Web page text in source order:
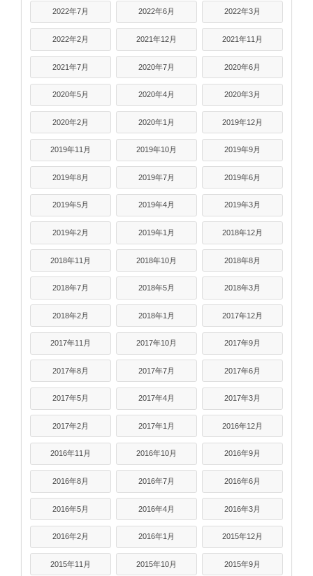
2022年7月 2022年6月 2022年3月
2022年2月 2021年12月 2021年11月
2021年7月 2020年7月 2020年6月
2020年5月 2020年4月 2020年3月
2020年2月 2020年1月 2019年12月
2019年11月 2019年10月 2019年9月
2019年8月 2019年7月 2019年6月
2019年5月 2019年4月 2019年3月
2019年2月 2019年1月 2018年12月
2018年11月 2018年10月 2018年8月
2018年7月 2018年5月 2018年3月
2018年2月 2018年1月 2017年12月
2017年11月 2017年10月 2017年9月
2017年8月 2017年7月 2017年6月
2017年5月 2017年4月 2017年3月
2017年2月 2017年1月 2016年12月
2016年11月 2016年10月 2016年9月
2016年8月 2016年7月 2016年6月
2016年5月 2016年4月 2016年3月
2016年2月 2016年1月 2015年12月
2015年11月 2015年10月 2015年9月